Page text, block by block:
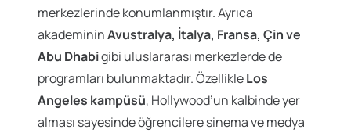
merkezlerinde konumlanmıştır. Ayrıca
akademininAvustralya, İtalya, Fransa, Çin ve
Abu Dhabigibi uluslararası merkezlerde de
programları bulunmaktadır. ÖzellikleLos
Angeles kampüsü, Hollywood’un kalbinde yer
alması sayesinde öğrencilere sinema ve medya